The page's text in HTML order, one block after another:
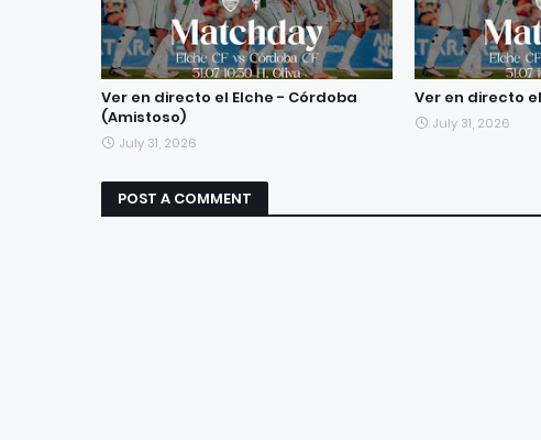
Ver en directo el Elche - Córdoba
(Amistoso)
July 31, 2026
Ver en directo
July 31, 2026
POST A COMMENT